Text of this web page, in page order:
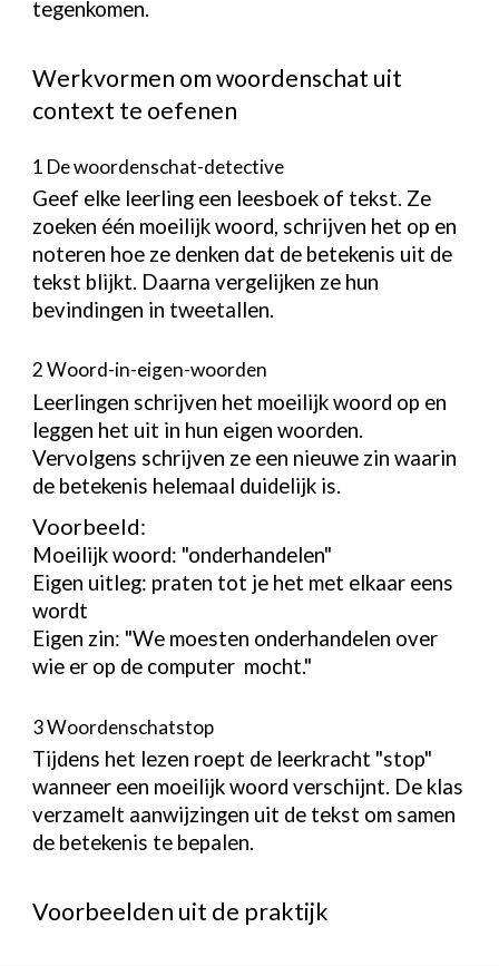
tegenkomen.
Werkvormen om woordenschat uit
context te oefenen
1 De woordenschat-detective
Geef elke leerling een leesboek of tekst. Ze
zoeken één moeilijk woord, schrijven het op en
noteren hoe ze denken dat de betekenis uit de
tekst blijkt. Daarna vergelijken ze hun
bevindingen in tweetallen.
2 Woord-in-eigen-woorden
Leerlingen schrijven het moeilijk woord op en
leggen het uit in hun eigen woorden.
Vervolgens schrijven ze een nieuwe zin waarin
de betekenis helemaal duidelijk is.
Voorbeeld:
Moeilijk woord: "onderhandelen"
Eigen uitleg: praten tot je het met elkaar eens
wordt
Eigen zin: "We moesten onderhandelen over
wie er op de computer mocht."
3 Woordenschatstop
Tijdens het lezen roept de leerkracht "stop"
wanneer een moeilijk woord verschijnt. De klas
verzamelt aanwijzingen uit de tekst om samen
de betekenis te bepalen.
Voorbeelden uit de praktijk